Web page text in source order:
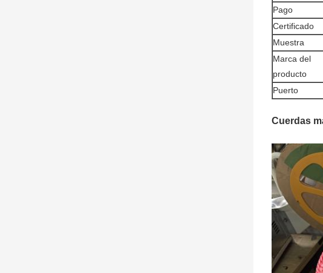
Pago
Certificado
Muestra
Marca del
producto
Puerto
Cuerdas